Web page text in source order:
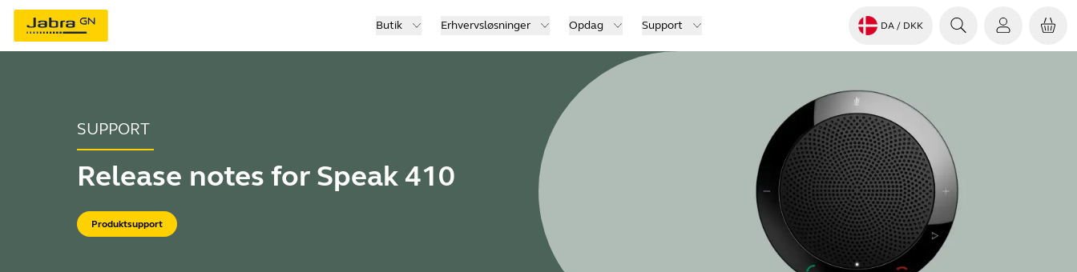
Butik Erhvervsløsninger Opdag Support DA / DKK
SUPPORT
Release notes for Speak 410
Produktsupport